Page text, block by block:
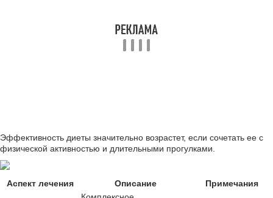
Эффективность диеты значительно возрастет, если сочетать ее с
физической активностью и длительными прогулками.
Аспект лечения Описание Примечания